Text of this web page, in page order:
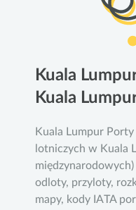
Kuala
Kuala
Kuala Lumpur
lotniczych w Kuala
odloty, przyloty,
mapy, kody IATA